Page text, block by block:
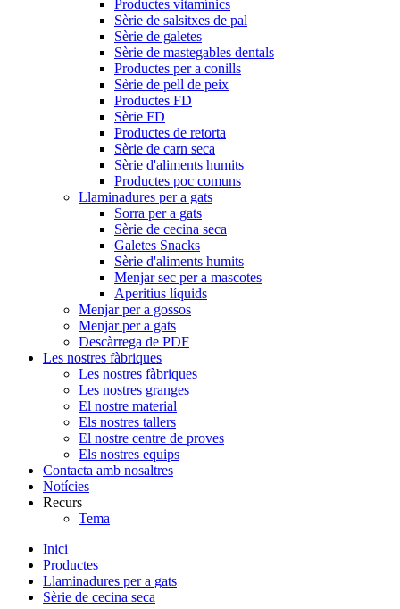
Productes vitamínics
Sèrie de salsitxes de pal
Sèrie de galetes
Sèrie de mastegables dentals
Productes per a conills
Sèrie de pell de peix
Productes FD
Sèrie FD
Productes de retorta
Sèrie de carn seca
Sèrie d'aliments humits
Productes poc comuns
Llaminadures per a gats
Sorra per a gats
Sèrie de cecina seca
Galetes Snacks
Sèrie d'aliments humits
Menjar sec per a mascotes
Aperitius líquids
Menjar per a gossos
Menjar per a gats
Descàrrega de PDF
Les nostres fàbriques
Les nostres fàbriques
Les nostres granges
El nostre material
Els nostres tallers
El nostre centre de proves
Els nostres equips
Contacta amb nosaltres
Notícies
Recurs
Tema
Inici
Productes
Llaminadures per a gats
Sèrie de cecina seca